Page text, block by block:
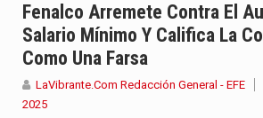
Fenalco Arremete Contra El
Salario Mínimo Y Califica La
Como Una Farsa
LaVibrante.Com Redacción General - EFE
2025